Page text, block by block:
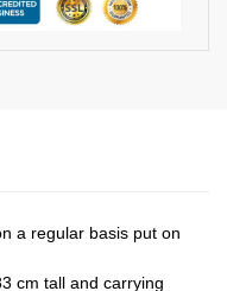
a regular basis put on
cm tall and carrying